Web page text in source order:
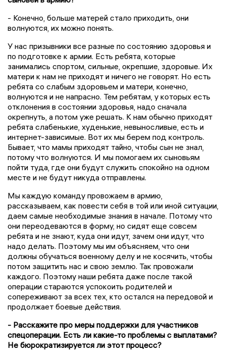
- Конечно, больше матерей стало приходить, они
волнуются, их можно понять.
У нас призывники все разные по состоянию здоровья и
по подготовке к армии. Есть ребята, которые
занимались спортом, сильные, окрепшие, здоровые. Их
матери к нам не приходят и ничего не говорят. Но есть
ребята со слабым здоровьем и матери, конечно,
волнуются и не напрасно. Тем ребятам, у которых есть
отклонения в состоянии здоровья, надо сначала
окрепнуть, а потом уже решать. К нам обычно приходят
ребята слабенькие, худенькие, невыносливые, есть и
интернет-зависимые. Вот их мы берем под контроль.
Бывает, что мамы приходят тайно, чтобы сын не знал,
потому что волнуются. И мы помогаем их сыновьям
пойти туда, где они будут служить спокойно на одном
месте и не будут никуда отправлены.
Мы каждую команду провожаем в армию,
рассказываем, как повести себя в той или иной ситуации,
даем самые необходимые знания в начале. Потому что
они переодеваются в форму, но сидят еще совсем
ребята и не знают, куда они идут, зачем они идут, что
надо делать. Поэтому мы им объясняем, что они
должны обучаться военному делу и не косячить, чтобы
потом защитить нас и свою землю. Так провожали
каждого. Поэтому наши ребята даже после такой
операции стараются успокоить родителей и
сопереживают за всех тех, кто остался на передовой и
продолжает боевые действия.
- Расскажите про меры поддержки для участников
спецоперации. Есть ли какие-то проблемы с выплатами?
Не бюрократизируется ли этот процесс?